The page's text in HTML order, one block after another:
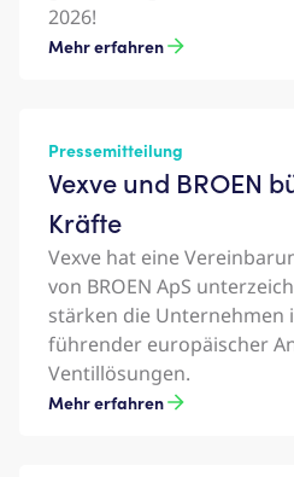
2026!
Mehr erfahren
Pressemitteilung
Vexve und BROEN
Kräfte
Vexve hat eine
von BROEN ApS
stärken die Unternehmen
führender europäischer
Ventillösungen.
Mehr erfahren